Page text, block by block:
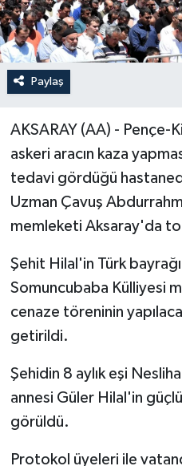
Paylaş
AKSARAY (AA) - Pençe-
askeri aracın kaza
tedavi gördüğü
Uzman Çavuş
memleketi Aksaray'da
Şehit Hilal'in Türk
Somuncubaba Külliyesi
cenaze töreninin
getirildi.
Şehidin 8 aylık eşi
annesi Güler Hilal'in
görüldü.
Protokol üyeleri ile
Yerel